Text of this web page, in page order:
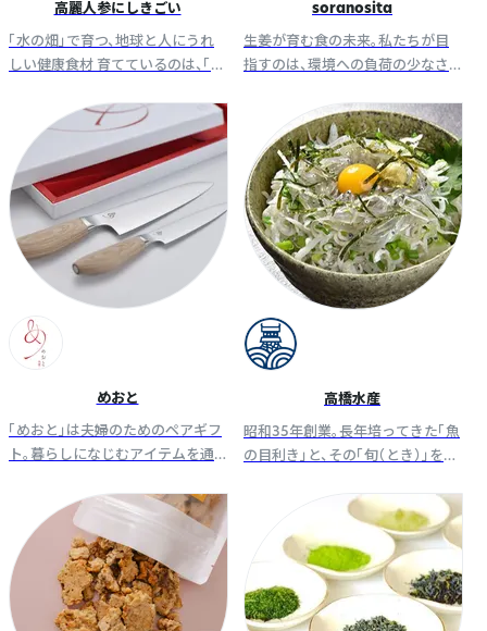
高麗人参にしきごい
「水の畑」で育つ、地球と人にうれ
しい健康食材 育てているのは、「熊
した高品質の高麗人参です。
soranosita
生姜が育む食の未来。私たちが目
指すのは、環境への負荷の少なさ
を支える美味しさ”です。
めおと
「めおと」は夫婦のためのペアギフ
ト。暮らしになじむアイテムを通
育むお手伝いをします。
高橋水産
昭和35年創業。長年培ってきた「魚
の目利き」と、その「旬（とき）」を見
商品に作り上げています。